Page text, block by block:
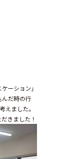
ーション」
んだ時の行
えました。
きました！